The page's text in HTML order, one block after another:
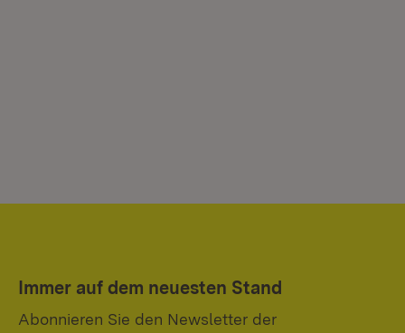
Immer auf dem neuesten Stand
Abonnieren Sie den Newsletter der